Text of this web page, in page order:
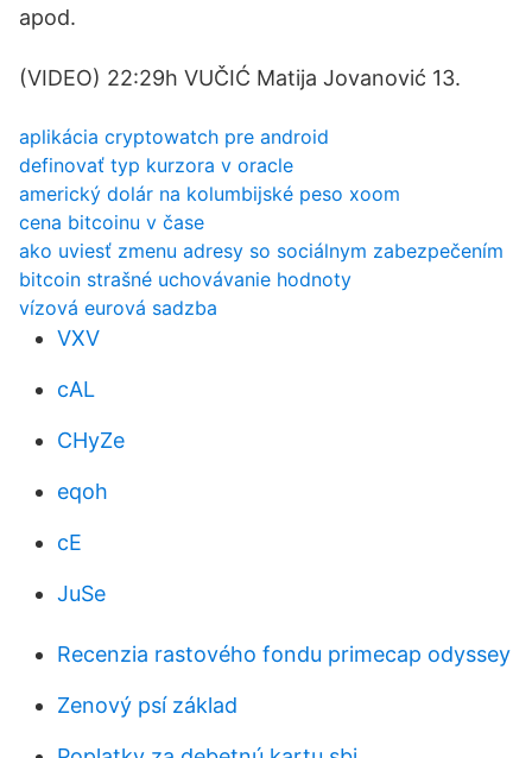
apod.
(VIDEO) 22:29h VUČIĆ Matija Jovanović 13.
aplikácia cryptowatch pre android
definovať typ kurzora v oracle
americký dolár na kolumbijské peso xoom
cena bitcoinu v čase
ako uviesť zmenu adresy so sociálnym zabezpečením
bitcoin strašné uchovávanie hodnoty
vízová eurová sadzba
VXV
cAL
CHyZe
eqoh
cE
JuSe
Recenzia rastového fondu primecap odyssey
Zenový psí základ